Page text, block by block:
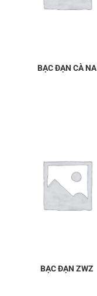
BẠC ĐẠN CÀ NA
BẠC ĐẠN ZWZ